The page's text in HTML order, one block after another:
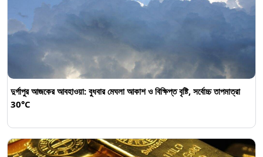
দুর্গাপুর আজকের আবহাওয়া: বুধবার মেঘলা আকাশ ও বিক্ষিপ্ত বৃষ্টি, সর্বোচ্চ তাপমাত্রা
30°C